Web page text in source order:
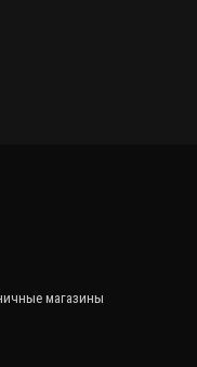
магазины